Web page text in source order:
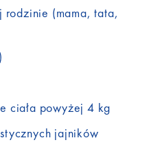
(mama, tata,
ciała powyżej 4 kg
jajników